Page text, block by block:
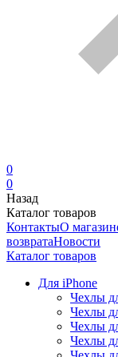
0
0
Назад
Каталог товаров
КонтактыО
возвратаНовости
Каталог товаров
Для iPhone
Чехлы
Чехлы
Чехлы
Чехлы